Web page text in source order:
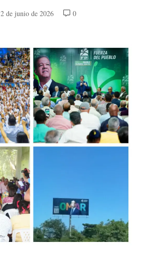
2 de junio de 2026
0